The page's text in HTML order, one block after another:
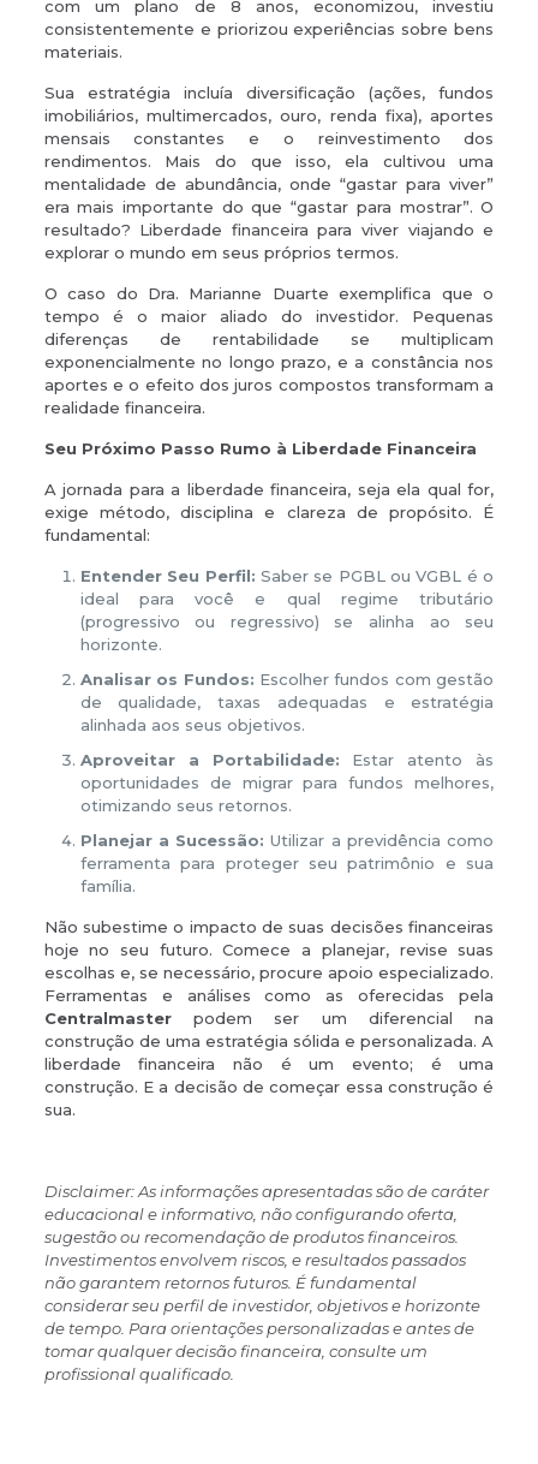
com um plano de 8 anos, economizou, investiu
consistentemente e priorizou experiências sobre bens
materiais.
Sua estratégia incluía diversificação (ações, fundos
imobiliários, multimercados, ouro, renda fixa), aportes
mensais constantes e o reinvestimento dos
rendimentos. Mais do que isso, ela cultivou uma
mentalidade de abundância, onde “gastar para viver”
era mais importante do que “gastar para mostrar”. O
resultado? Liberdade financeira para viver viajando e
explorar o mundo em seus próprios termos.
O caso do Dra. Marianne Duarte exemplifica que o
tempo é o maior aliado do investidor. Pequenas
diferenças de rentabilidade se multiplicam
exponencialmente no longo prazo, e a constância nos
aportes e o efeito dos juros compostos transformam a
realidade financeira.
Seu Próximo Passo Rumo à Liberdade Financeira
A jornada para a liberdade financeira, seja ela qual for,
exige método, disciplina e clareza de propósito. É
fundamental:
Entender Seu Perfil: Saber se PGBL ou VGBL é o
ideal para você e qual regime tributário
(progressivo ou regressivo) se alinha ao seu
horizonte.
Analisar os Fundos: Escolher fundos com gestão
de qualidade, taxas adequadas e estratégia
alinhada aos seus objetivos.
Aproveitar a Portabilidade: Estar atento às
oportunidades de migrar para fundos melhores,
otimizando seus retornos.
Planejar a Sucessão: Utilizar a previdência como
ferramenta para proteger seu patrimônio e sua
família.
Não subestime o impacto de suas decisões financeiras
hoje no seu futuro. Comece a planejar, revise suas
escolhas e, se necessário, procure apoio especializado.
Ferramentas e análises como as oferecidas pela
Centralmasterpodem ser um diferencial na
construção de uma estratégia sólida e personalizada. A
liberdade financeira não é um evento; é uma
construção. E a decisão de começar essa construção é
sua.
Disclaimer: As informações apresentadas são de caráter
educacional e informativo, não configurando oferta,
sugestão ou recomendação de produtos financeiros.
Investimentos envolvem riscos, e resultados passados
não garantem retornos futuros. É fundamental
considerar seu perfil de investidor, objetivos e horizonte
de tempo. Para orientações personalizadas e antes de
tomar qualquer decisão financeira, consulte um
profissional qualificado.